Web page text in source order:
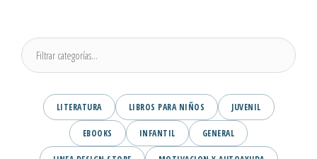
LITERATURA LIBROS PARA NIÑOS JUVENIL
EBOOKS INFANTIL GENERAL